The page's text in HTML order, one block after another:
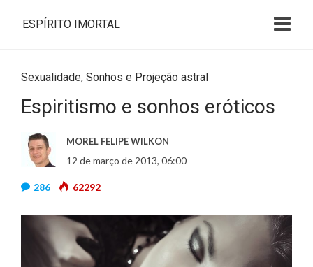
ESPÍRITO IMORTAL
Sexualidade, Sonhos e Projeção astral
Espiritismo e sonhos eróticos
MOREL FELIPE WILKON
12 de março de 2013, 06:00
286 62292